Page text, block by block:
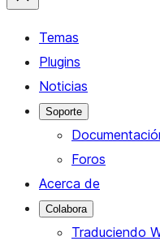
Temas
Plugins
Noticias
Soporte
Foros
Acerca de
Colabora
Traduciendo